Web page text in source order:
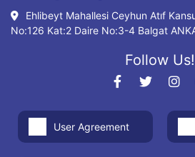
Ehlibeyt Mahallesi Ceyhun Atıf
No:126 Kat:2 Daire No:3-4 Balgat
Follow Us!
User Agreement